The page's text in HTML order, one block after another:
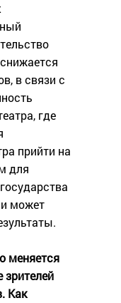
в связи с
где
прийти на
для
может
меняется
зрителей
Как